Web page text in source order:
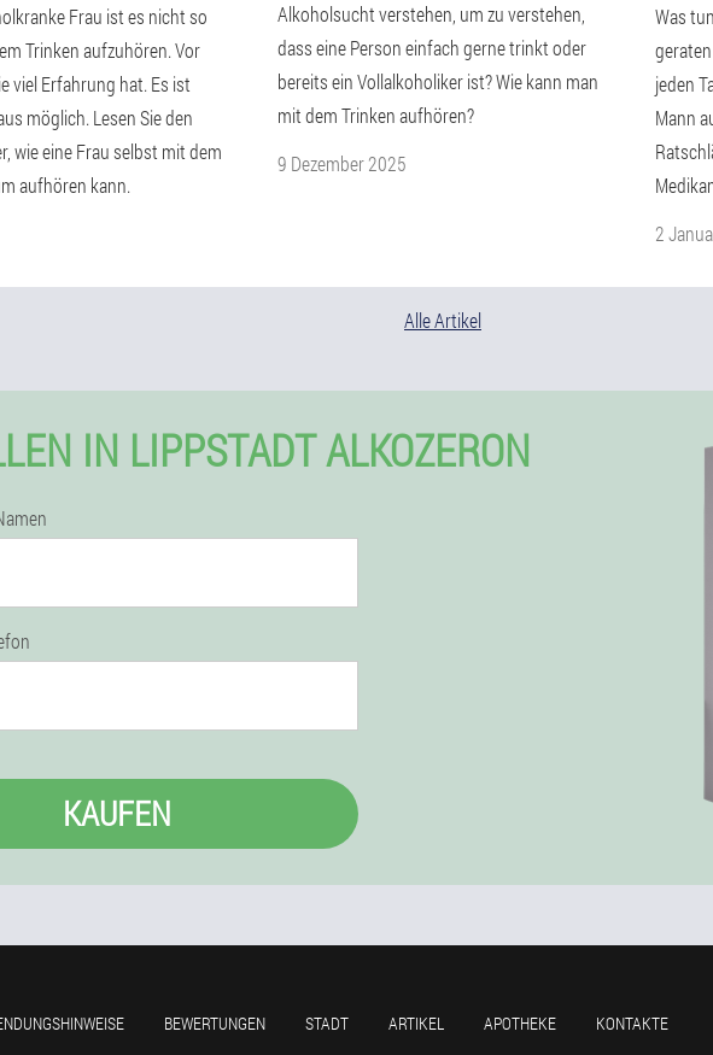
Frau ist es nicht so
Trinken aufzuhören. Vor
viel Erfahrung hat. Es ist
möglich. Lesen Sie den
wie eine Frau selbst mit dem
aufhören kann.
Alkoholsucht verstehen, um zu verstehen,
dass eine Person einfach gerne trinkt oder
bereits ein Vollalkoholiker ist? Wie kann man
mit dem Trinken aufhören?
9 Dezember 2025
Was
jeden
Mann
2
Alle Artikel
IN LIPPSTADT ALKOZERON
KAUFEN
BEWERTUNGEN STADT ARTIKEL APOTHEKE KONTAKTE